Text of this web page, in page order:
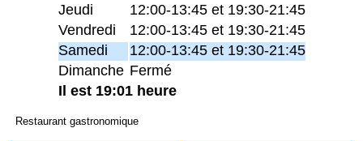
Jeudi
12:00-13:45 et 19:30-21:45
Vendredi
12:00-13:45 et 19:30-21:45
Samedi
12:00-13:45 et 19:30-21:45
Dimanche Fermé
Il est 19:01 heure
Restaurant gastronomique